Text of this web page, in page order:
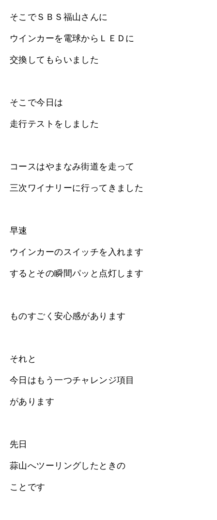
そこでＳＢＳ福山さんに
ウインカーを電球からＬＥＤに
交換してもらいました
そこで今日は
走行テストをしました
コースはやまなみ街道を走って
三次ワイナリーに行ってきました
早速
ウインカーのスイッチを入れます
するとその瞬間パッと点灯します
ものすごく安心感があります
それと
今日はもう一つチャレンジ項目
があります
先日
蒜山へツーリングしたときの
ことです